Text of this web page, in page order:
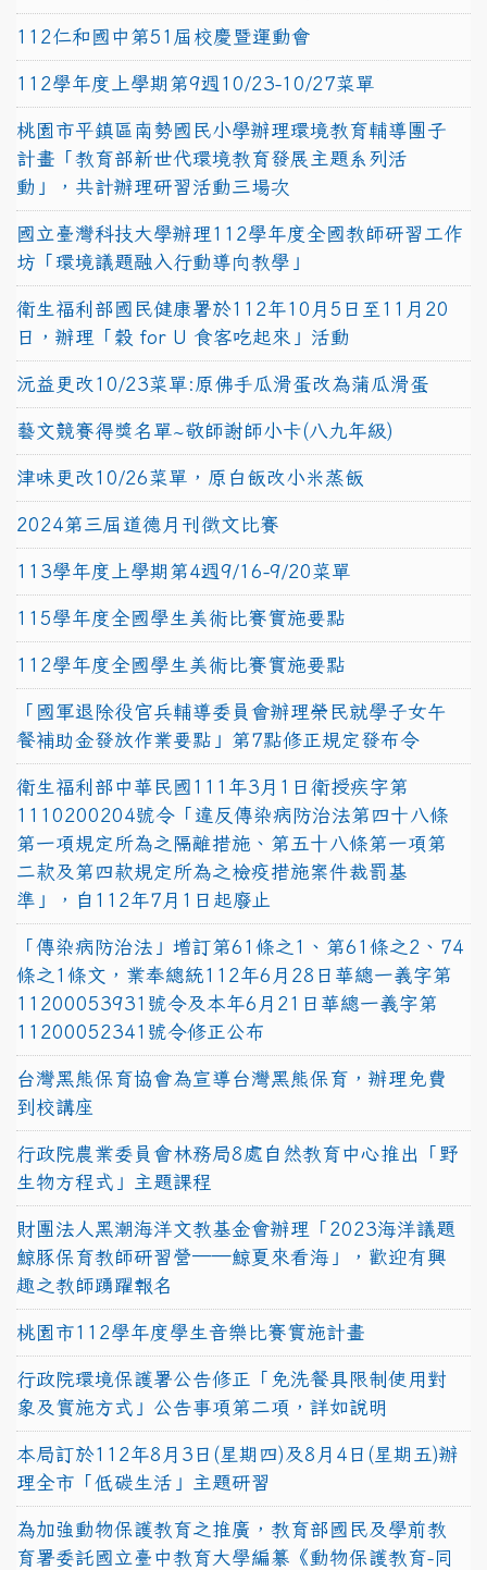
112仁和國中第51屆校慶暨運動會
112學年度上學期第9週10/23-10/27菜單
桃園市平鎮區南勢國民小學辦理環境教育輔導團子
計畫「教育部新世代環境教育發展主題系列活
動」，共計辦理研習活動三場次
國立臺灣科技大學辦理112學年度全國教師研習工作
坊「環境議題融入行動導向教學」
衛生福利部國民健康署於112年10月5日至11月20
日，辦理「穀 for U 食客吃起來」活動
沅益更改10/23菜單:原佛手瓜滑蛋改為蒲瓜滑蛋
藝文競賽得獎名單~敬師謝師小卡(八九年級)
津味更改10/26菜單，原白飯改小米蒸飯
2024第三屆道德月刊徵文比賽
113學年度上學期第4週9/16-9/20菜單
115學年度全國學生美術比賽實施要點
112學年度全國學生美術比賽實施要點
「國軍退除役官兵輔導委員會辦理榮民就學子女午
餐補助金發放作業要點」第7點修正規定發布令
衛生福利部中華民國111年3月1日衛授疾字第
1110200204號令「違反傳染病防治法第四十八條
第一項規定所為之隔離措施、第五十八條第一項第
二款及第四款規定所為之檢疫措施案件裁罰基
準」，自112年7月1日起廢止
「傳染病防治法」增訂第61條之1、第61條之2、74
條之1條文，業奉總統112年6月28日華總一義字第
11200053931號令及本年6月21日華總一義字第
11200052341號令修正公布
台灣黑熊保育協會為宣導台灣黑熊保育，辦理免費
到校講座
行政院農業委員會林務局8處自然教育中心推出「野
生物方程式」主題課程
財團法人黑潮海洋文教基金會辦理「2023海洋議題
鯨豚保育教師研習營──鯨夏來看海」，歡迎有興
趣之教師踴躍報名
桃園市112學年度學生音樂比賽實施計畫
行政院環境保護署公告修正「免洗餐具限制使用對
象及實施方式」公告事項第二項，詳如說明
本局訂於112年8月3日(星期四)及8月4日(星期五)辦
理全市「低碳生活」主題研習
為加強動物保護教育之推廣，教育部國民及學前教
育署委託國立臺中教育大學編纂《動物保護教育-同